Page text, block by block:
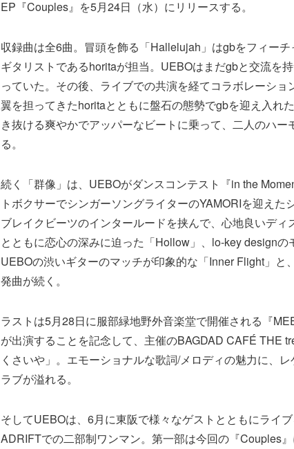
EP『Couples』を5月24日（水）にリリースする。
収録曲は全6曲。冒頭を飾る「Hallelujah」はgbをフィー
ギタリストであるhoritaが担当。UEBOはまだgbと交流を
っていた。その後、ライブでの共演を経てコラボレーシ
翼を担ってきたhoritaとともに盤石の態勢でgbを迎え入れ
き抜ける爽やかでアッパーなビートに乗って、二人のハ
る。
続く「群像」は、UEBOがダンスコンテスト『in the
トボクサーでシンガーソングライターのYAMORIを迎え
ブレイクビーツのインタールードを挟んで、心地良いデ
とともに恋心の深みに迫った「Hollow」、lo-key design
UEBOの渋いギターのマッチが印象的な「Inner Flight」と
発曲が続く。
ラストは5月28日に服部緑地野外音楽堂で開催される『
が出演することを記念して、主催のBAGDAD CAFÉ THE
くさいや」。エモーショナルな歌詞/メロディの魅力に、
ラブが溢れる。
そしてUEBOは、6月に東阪で様々なゲストとともにライ
ADRIFTでの二部制ワンマン。第一部は今回の『Couples